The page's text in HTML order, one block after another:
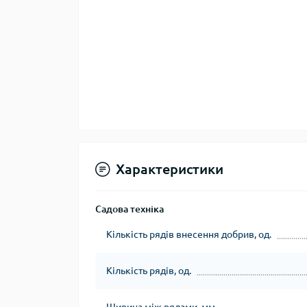
Характеристики
Садова техніка
Кількість рядів внесення добрив, од.
Кількість рядів, од.